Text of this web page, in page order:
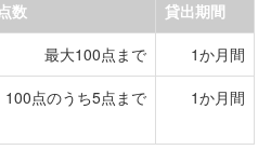
数
貸出期間
最大100点まで
1か月間
100点のうち5点まで 1か月間